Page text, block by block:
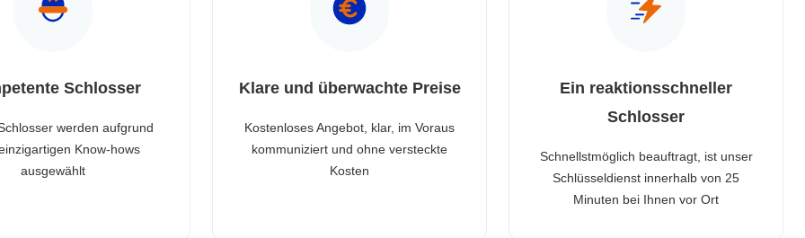
Schlosser
werden aufgrund
Know-hows
ausgewählt
Klare und überwachte Preise
Kostenloses Angebot, klar, im Voraus
kommuniziert und ohne versteckte
Kosten
Ein reaktionsschneller
Schlosser
Schnellstmöglich beauftragt, ist unser
Schlüsseldienst innerhalb von 25
Minuten bei Ihnen vor Ort